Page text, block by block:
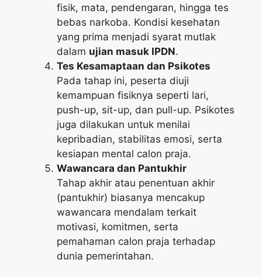
fisik, mata, pendengaran, hingga tes
bebas narkoba. Kondisi kesehatan
yang prima menjadi syarat mutlak
dalam ujian masuk IPDN.
Tes Kesamaptaan dan Psikotes
Pada tahap ini, peserta diuji
kemampuan fisiknya seperti lari,
push-up, sit-up, dan pull-up. Psikotes
juga dilakukan untuk menilai
kepribadian, stabilitas emosi, serta
kesiapan mental calon praja.
Wawancara dan Pantukhir
Tahap akhir atau penentuan akhir
(pantukhir) biasanya mencakup
wawancara mendalam terkait
motivasi, komitmen, serta
pemahaman calon praja terhadap
dunia pemerintahan.